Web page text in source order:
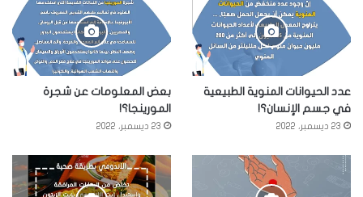
عدد الحيوانات المنوية الطبيعية
في جسم الإنسان؟!
23 ديسمبر، 2022
بعض المعلومات عن شجرة
المورينجا؟!
23 ديسمبر، 2022